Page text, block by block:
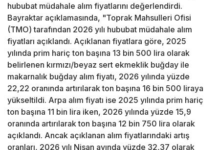
hububat müdahale alım fiyatlarını değerlendirdi.
Bayraktar açıklamasında, "Toprak Mahsulleri Ofisi
(TMO) tarafından 2026 yılı hububat müdahale alım
fiyatları açıklandı. Açıklanan fiyatlara göre, 2025
yılında prim hariç ton başına 13 bin 500 lira olarak
belirlenen kırmızı/beyaz sert ekmeklik buğday ile
makarnalık buğday alım fiyatı, 2026 yılında yüzde
22,22 oranında artırılarak ton başına 16 bin 500 liraya
yükseltildi. Arpa alım fiyatı ise 2025 yılında prim hariç
ton başına 11 bin lira iken, 2026 yılında yüzde 15,9
oranında artırılarak ton başına 12 bin 750 lira olarak
açıklandı. Ancak açıklanan alım fiyatlarındaki artış
oranları, 2026 yılı Nisan ayında yüzde 32,37 olarak